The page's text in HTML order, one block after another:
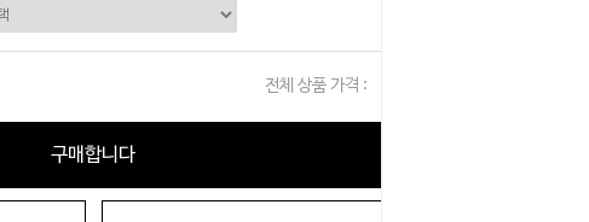
전체 상품 가격 :
구매합니다